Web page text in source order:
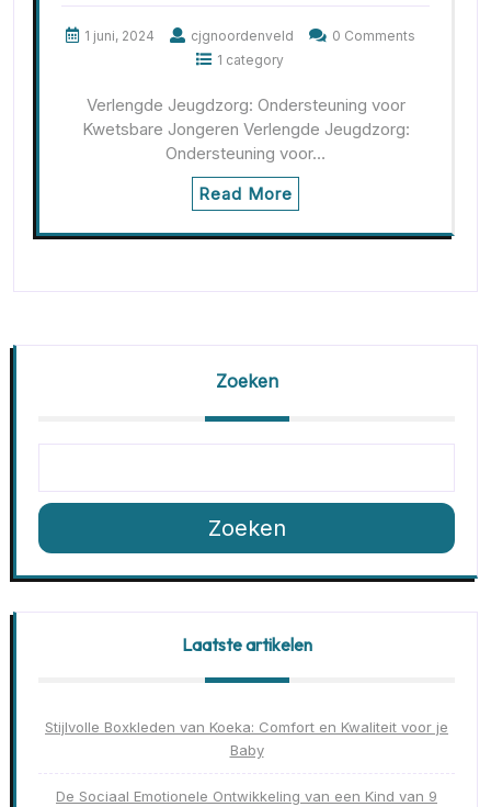
1 juni, 2024 cjgnoordenveld
0 Comments
1 category
Verlengde Jeugdzorg: Ondersteuning voor
Kwetsbare Jongeren Verlengde Jeugdzorg:
Ondersteuning voor…
Read More
Zoeken
Zoeken
Laatste artikelen
Stijlvolle Boxkleden van Koeka: Comfort en Kwaliteit voor je
Baby
De Sociaal Emotionele Ontwikkeling van een Kind van 9